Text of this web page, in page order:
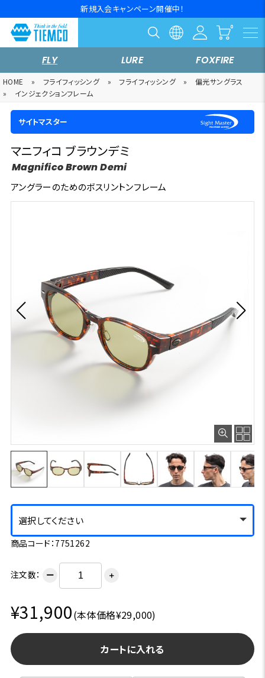
新規入会キャンペーン開催中！
FLY LURE FOXFIRE
HOME » フライフィッシング » フライフィッシング »
偏光サングラス
»
インジェクションフレーム
サイトマスター
マニフィコ ブラウンデミ
Magnifico Brown Demi
アングラーのためのボスリントンフレーム
選択してください
商品コード：7751262
注文数： ー ＋
¥31,900(本体価格¥29,000)
カートに入れる